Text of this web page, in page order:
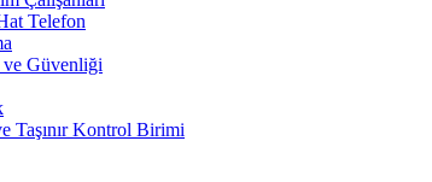
Telefon
ve Güvenliği
Taşınır Kontrol Birimi